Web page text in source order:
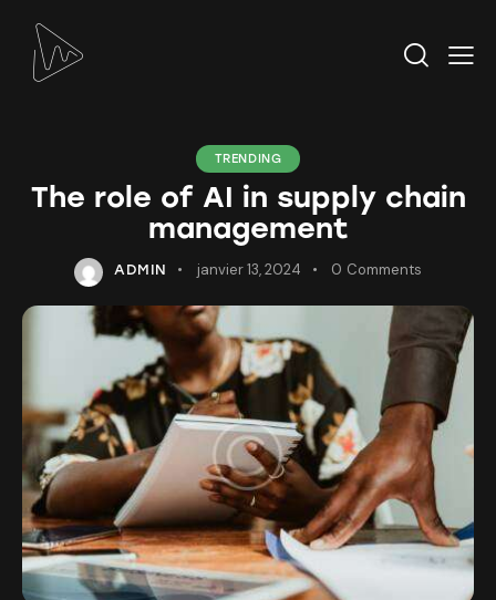
TRENDING
The role of AI in supply chain
management
ADMIN janvier 13, 2024 0 Comments